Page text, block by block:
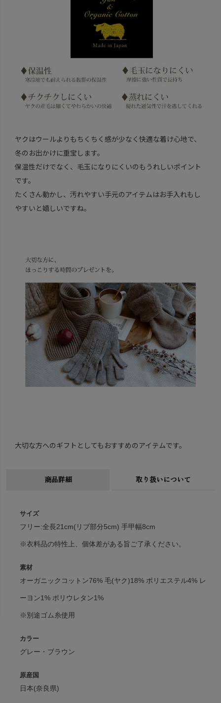
ヤクはウールよりもちくちく感が少なく快適な着け心地で、
冬のお出かけに重宝します。
保温性だけでなく、毛玉になりにくいのもうれしいポイント
です。
たくさん動かし、汚れやすい手元のアイテムはお手入れもし
やすいと嬉しいですね。
大切な方へのギフトとしてもおすすめのアイテムです。
商品詳細 取り扱いについて
サイズ
フリー:全長21cm(リブ部分5cm) 手甲幅8cm
※衣料品の特性上、個体差がある旨ご了承ください。
素材
オーガニックコットン76% 毛(ヤク)18% ポリエステル4% レ
ーヨン1% ポリウレタン1%
※別途ゴム糸使用
カラー
グレー・ブラウン
原産国
日本(奈良県)